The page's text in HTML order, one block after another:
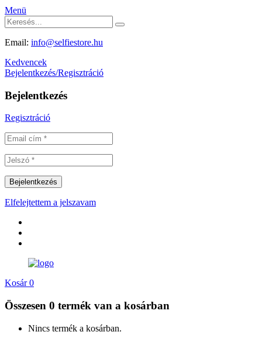
Menü
Email: info@selfiestore.hu
Kedvencek
Bejelentkezés/Regisztráció
Bejelentkezés
Regisztráció
Elfelejtettem a jelszavam
Kosár 0
Összesen 0 termék van a kosárban
Nincs termék a kosárban.